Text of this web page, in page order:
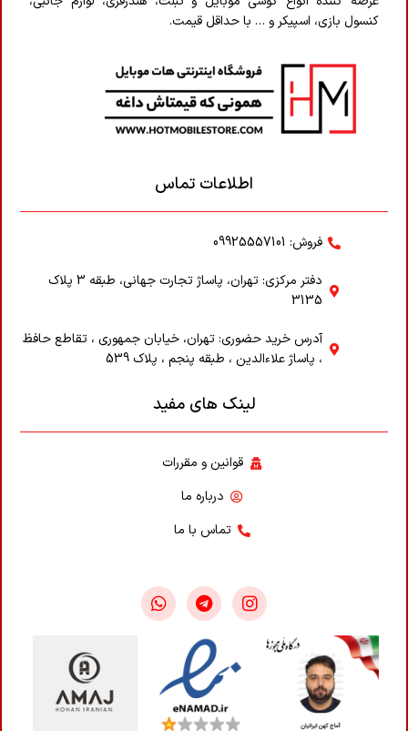
کنسول بازی، اسپیکر و … با حداقل قیمت.
اطلاعات تماس
فروش: 09925557101
دفتر مرکزی: تهران، پاساژ تجارت جهانی، طبقه 3 پلاک
3135
آدرس خرید حضوری: تهران، خیابان جمهوری ، تقاطع حافظ
، پاساژ علاء‌الدین ، طبقه پنجم ، پلاک 539
لینک های مفید
قوانین و مقررات
درباره ما
تماس با ما